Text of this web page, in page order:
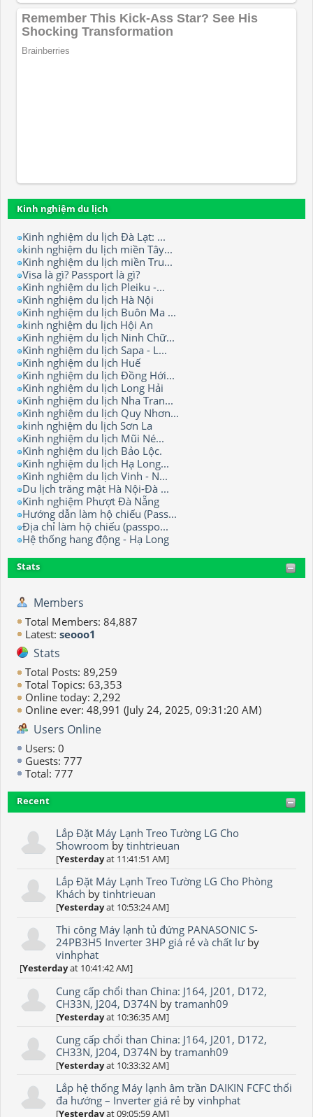
Kinh nghiệm du lịch
Kinh nghiệm du lịch Đà Lạt: ...
kinh nghiệm du lịch miền Tây...
Kinh nghiệm du lịch miền Tru...
Visa là gì? Passport là gì?
Kinh nghiệm du lịch Pleiku -...
Kinh nghiệm du lịch Hà Nội
Kinh nghiệm du lịch Buôn Ma ...
kinh nghiệm du lịch Hội An
Kinh nghiệm du lịch Ninh Chữ...
Kinh nghiệm du lịch Sapa - L...
Kinh nghiệm du lịch Huế
Kinh nghiệm du lịch Đồng Hới...
Kinh nghiệm du lịch Long Hải
Kinh nghiệm du lịch Nha Tran...
Kinh nghiệm du lịch Quy Nhơn...
kinh nghiệm du lịch Sơn La
Kinh nghiệm du lịch Mũi Né...
Kinh nghiệm du lịch Bảo Lộc.
Kinh nghiệm du lịch Hạ Long...
Kinh nghiệm du lịch Vinh - N...
Du lịch trăng mật Hà Nội-Đà ...
Kinh nghiệm Phượt Đà Nẵng
Hướng dẫn làm hộ chiếu (Pass...
Địa chỉ làm hộ chiếu (passpo...
Hệ thống hang động - Hạ Long
Stats
Members
Total Members: 84,887
Latest: seooo1
Stats
Total Posts: 89,259
Total Topics: 63,353
Online today: 2,292
Online ever: 48,991 (July 24, 2025, 09:31:20 AM)
Users Online
Users: 0
Guests: 777
Total: 777
Recent
Lắp Đặt Máy Lạnh Treo Tường LG Cho
Showroom bytinhtrieuan
[Yesterdayat 11:41:51 AM]
Lắp Đặt Máy Lạnh Treo Tường LG Cho Phòng
Khách bytinhtrieuan
[Yesterdayat 10:53:24 AM]
Thi công Máy lạnh tủ đứng PANASONIC S-
24PB3H5 Inverter 3HP giá rẻ và chất lưby
vinhphat
[Yesterdayat 10:41:42 AM]
Cung cấp chổi than China: J164, J201, D172,
CH33N, J204, D374N bytramanh09
[Yesterdayat 10:36:35 AM]
Cung cấp chổi than China: J164, J201, D172,
CH33N, J204, D374N bytramanh09
[Yesterdayat 10:33:32 AM]
Lắp hệ thống Máy lạnh âm trần DAIKIN FCFC thổi
đa hướng – Inverter giá rẻ byvinhphat
[Yesterdayat 09:05:59 AM]